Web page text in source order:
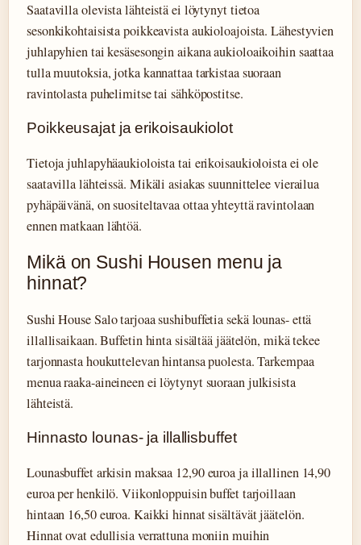
Saatavilla olevista lähteistä ei löytynyt tietoa
sesonkikohtaisista poikkeavista aukioloajoista. Lähestyvien
juhlapyhien tai kesäsesongin aikana aukioloaikoihin saattaa
tulla muutoksia, jotka kannattaa tarkistaa suoraan
ravintolasta puhelimitse tai sähköpostitse.
Poikkeusajat ja erikoisaukiolot
Tietoja juhlapyhäaukioloista tai erikoisaukioloista ei ole
saatavilla lähteissä. Mikäli asiakas suunnittelee vierailua
pyhäpäivänä, on suositeltavaa ottaa yhteyttä ravintolaan
ennen matkaan lähtöä.
Mikä on Sushi Housen menu ja
hinnat?
Sushi House Salo tarjoaa sushibuffetia sekä lounas- että
illallisaikaan. Buffetin hinta sisältää jäätelön, mikä tekee
tarjonnasta houkuttelevan hintansa puolesta. Tarkempaa
menua raaka-aineineen ei löytynyt suoraan julkisista
lähteistä.
Hinnasto lounas- ja illallisbuffet
Lounasbuffet arkisin maksaa 12,90 euroa ja illallinen 14,90
euroa per henkilö. Viikonloppuisin buffet tarjoillaan
hintaan 16,50 euroa. Kaikki hinnat sisältävät jäätelön.
Hinnat ovat edullisia verrattuna moniin muihin